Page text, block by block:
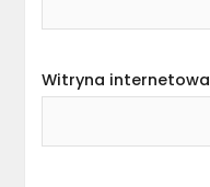
Witryna internetowa